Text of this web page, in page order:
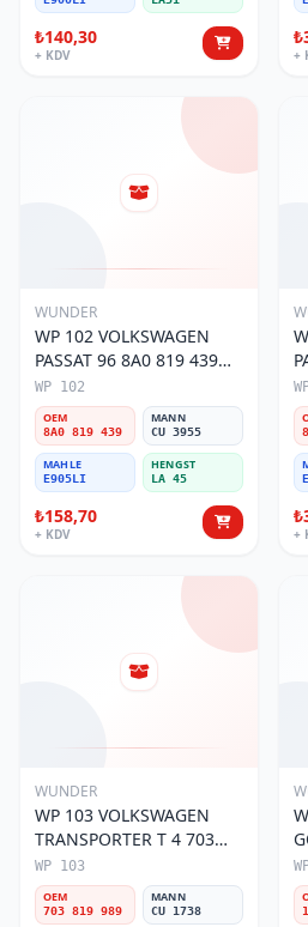
₺140,30
+ KDV +
WUNDER
WP 102 VOLKSWAGEN
PASSAT 96 8A0 819 439
Polen Filtresi
WP 102
OEM
8A0 819 439
MANN
CU 3955
MAHLE
E905LI
HENGST
LA 45
₺158,70
+ KDV +
WUNDER
WP 103 VOLKSWAGEN
TRANSPORTER T 4 703
819 989 Polen Filtresi
WP 103
OEM
703 819 989
MANN
CU 1738